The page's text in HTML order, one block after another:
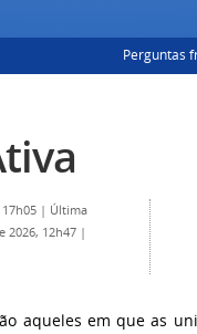
Perguntas
| Última
2026, 12h47 |
aqueles em que as